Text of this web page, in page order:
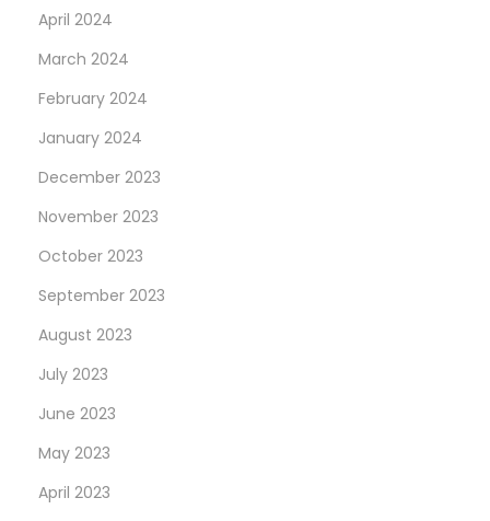
April 2024
March 2024
February 2024
January 2024
December 2023
November 2023
October 2023
September 2023
August 2023
July 2023
June 2023
May 2023
April 2023